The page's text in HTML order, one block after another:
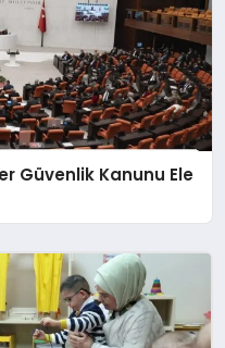
Güvenlik Kanunu Ele